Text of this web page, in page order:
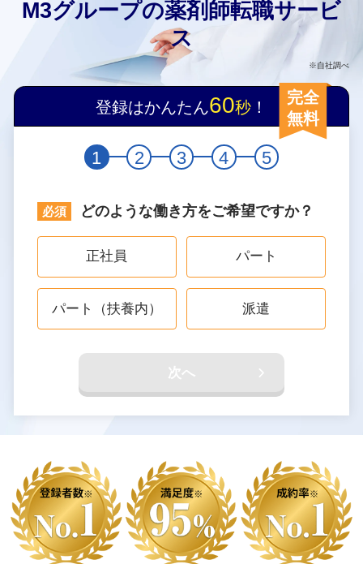
M3グループの薬剤師転職サービ
ス
※自社調べ
登録はかんたん60秒 ！
完全
無料
1 2 3 4 5
どのような働き方をご希望ですか？
正社員 パート
パート（扶養内） 派遣
次へ